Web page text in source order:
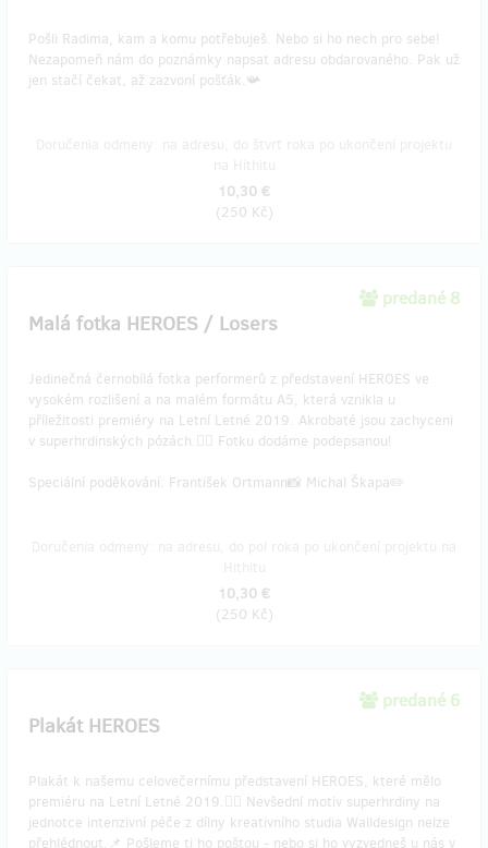
Pošli Radima, kam a komu potřebuješ. Nebo si ho nech pro sebe!
Nezapomeň nám do poznámky napsat adresu obdarovaného. Pak už
jen stačí čekat, až zazvoní pošťák.📯
10,30 €
(250 Kč)
predané 8
Malá fotka HEROES / Losers
Jedinečná černobílá fotka performerů z představení HEROES ve
vysokém rozlišení a na malém formátu A5, která vznikla u
příležitosti premiéry na Letní Letné 2019. Akrobaté jsou zachyceni
v superhrdinských pózách.🦸‍♂ Fotku dodáme podepsanou!
Speciální poděkování: František Ortmann📸 Michal Škapa✏️
10,30 €
(250 Kč)
predané 6
Plakát HEROES
Plakát k našemu celovečernímu představení HEROES, které mělo
premiéru na Letní Letné 2019.🦸‍♂️ Nevšední motiv superhrdiny na
jednotce intenzivní péče z dílny kreativního studia Walldesign nelze
přehlédnout.📌 Pošleme ti ho poštou - nebo si ho vyzvedneš u nás v